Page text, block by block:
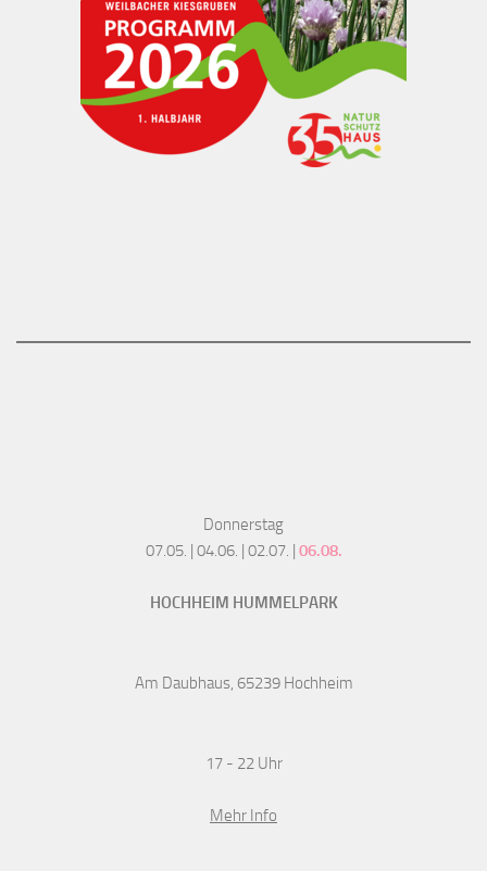
Donnerstag
07.05. | 04.06. | 02.07. | 06.08.
HOCHHEIM HUMMELPARK
Am Daubhaus, 65239 Hochheim
17 - 22 Uhr
Mehr Info